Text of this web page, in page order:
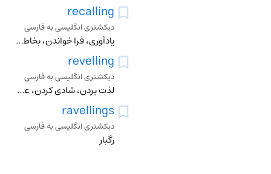
recalling
دیکشنری انگلیسی به فارسی
یادآوری، فرا خواندن، بخاطر آوردن، بیاد اوردن، معزول کردن
revelling
دیکشنری انگلیسی به فارسی
لذت بردن، شادی کردن، عیاشی کردن
ravellings
دیکشنری انگلیسی به فارسی
رگبار